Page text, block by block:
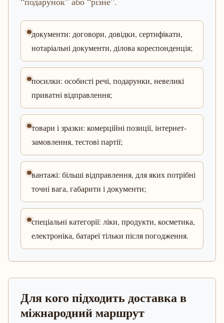
документи: договори, довідки, сертифікати,
нотаріальні документи, ділова кореспонденція;
посилки: особисті речі, подарунки, невеликі
приватні відправлення;
товари і зразки: комерційні позиції, інтернет-
замовлення, тестові партії;
вантажі: більші відправлення, для яких потрібні
точні вага, габарити і документи;
спеціальні категорії: ліки, продукти, косметика,
електроніка, батареї тільки після погодження.
Для кого підходить доставка в
міжнародний маршрут